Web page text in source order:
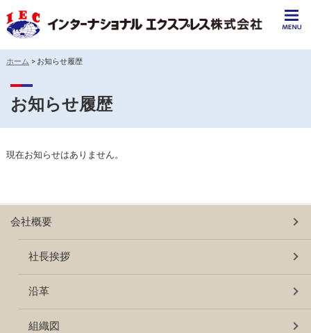
ホーム > お知らせ履歴
お知らせ履歴
現在お知らせはありません。
会社概要
社長挨拶
沿革
組織図